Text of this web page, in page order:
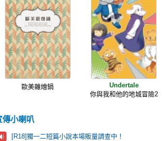
歐美雜燴鍋
Undertale
你與我和他的地城冒險2
傳小喇叭
[R18]獨一二短篇小說本場販量調查中！